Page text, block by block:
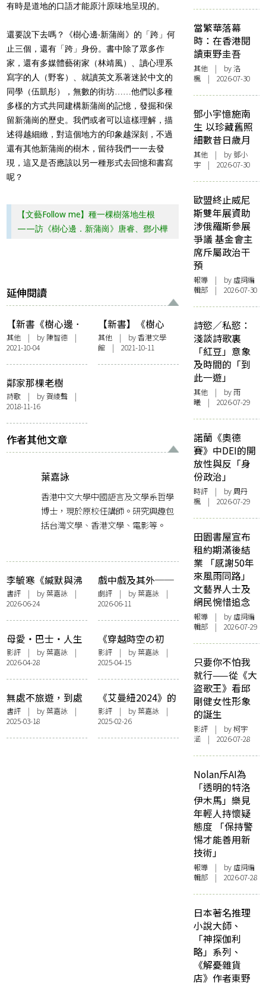
有時是道地的口語才能原汁原味地呈現的。
還要說下去嗎？《樹心邊‧新蒲崗》的「跨」何
止三個，還有「跨」身份。書中除了眾多作
家，還有多媒體藝術家（林靖風）、讀心理系
寫字的人（野客）、就讀英文系著迷於中文的
同學（伍凱彤），無數的街坊……他們以多種
多樣的方式共同建構新蒲崗的記憶，發掘和保
留新蒲崗的歷史。我們或者可以這樣理解，描
述得越細緻，對這個地方的印象越深刻，不過
還有其他新蒲崗的樹木，留待我們一一去發
現，這又是否應該以另一種形式去回憶和書寫
呢？
【文藝Follow me】種一棵樹落地生根
——訪《樹心邊．新蒲崗》唐睿、鄧小樺
延伸閱讀
【新書《樹心邊．
新蒲崗》】樹影茫
茫，悲喜相生——
大千層幻錄
其他 | by 陳智德 |
2021-10-04
【新書】《樹心
邊．新蒲崗》編者
序：社區樹木，植
物啟德
其他| by 香港文學
館 | 2021-10-11
鄰家那棵老樹
詩歌 | by賀綾聲 |
2018-11-16
作者其他文章
葉嘉詠
香港中文大學中國語言及文學系哲學
博士，現於原校任講師。研究興趣包
括台灣文學、香港文學、電影等。
李毓寒《緘默與沸
騰》的自然書寫
書評 | by葉嘉詠 |
2026-06-24
戲中戲及其外──
評新域劇團《小城
之春》
劇評| by葉嘉詠|
2026-06-11
母愛‧巴士‧人生
終點──評《我們
不是什麼》
影評 | by葉嘉詠 |
2026-04-28
《穿越時空の初
吻》穿越橋段之必
要
影評| by葉嘉詠|
2025-04-15
無處不旅遊，到處
有讀者——談淮遠
的《懶鬼出門》
書評 | by葉嘉詠 |
2025-03-18
《艾曼紐2024》的
香港故事
影評| by葉嘉詠|
2025-02-26
當繁華落幕
時：在香港閱
讀東野圭吾
其他 | by洛
楓 | 2026-07-30
鄧小宇憶施南
生 以珍藏舊照
細數昔日歲月
其他 | by 鄧小
宇 | 2026-07-30
歐盟終止威尼
斯雙年展資助
涉俄羅斯參展
爭議 基金會主
席斥屬政治干
預
報導 | by 虛詞編
輯部 | 2026-07-30
詩慾／私慾：
淺談詩歌裏
「紅豆」意象
及時間的「到
此一遊」
其他 | by 雨
曦 | 2026-07-29
諾蘭《奧德
賽》中DEI的開
放性與反「身
份政治」
時評 | by周丹
楓 | 2026-07-29
田園書屋宣布
租約期滿後結
業 「感謝50年
來風雨同路」
文藝界人士及
網民惋惜追念
報導 | by 虛詞編
輯部 | 2026-07-29
只要你不怕我
就行——從《大
盜歌王》看邱
剛健女性形象
的誕生
影評 | by 柯宇
涵 | 2026-07-28
Nolan斥AI為
「透明的特洛
伊木馬」樂見
年輕人持懷疑
態度 「保持警
惕才能善用新
技術」
報導 | by 虛詞編
輯部 | 2026-07-28
日本著名推理
小說大師、
「神探伽利
略」系列、
《解憂雜貨
店》作者東野